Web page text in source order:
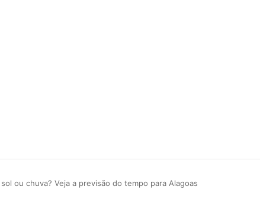
ou chuva? Veja a previsão do tempo para Alagoas